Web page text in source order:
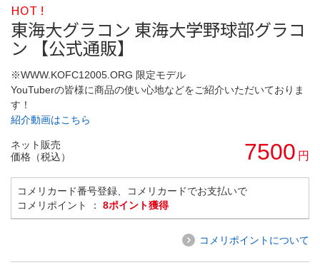
HOT !
東海大グラコン 東海大学野球部グラコ
ン 【公式通販】
※WWW.KOFC12005.ORG 限定モデル
YouTuberの皆様に商品の使い心地などをご紹介いただいておりま
す！
紹介動画はこちら
ネット販売
価格（税込）
7500 円
コメリカード番号登録、コメリカードでお支払いで
コメリポイント ： 8ポイント獲得
コメリポイントについて